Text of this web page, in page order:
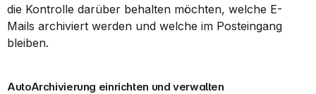
die Kontrolle darüber behalten möchten, welche E-
Mails archiviert werden und welche im Posteingang
bleiben.
AutoArchivierung einrichten und verwalten